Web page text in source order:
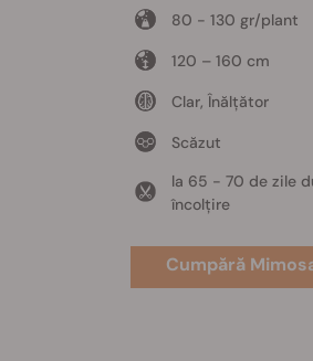
80 - 130 gr/plant
120 – 160 cm
Clar, Înălțător
Scăzut
la 65 - 70 de zile
încolțire
Cumpără